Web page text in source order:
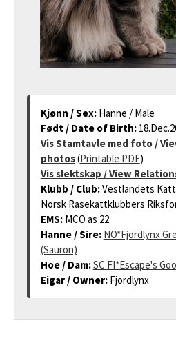
Kjønn / Sex: Hanne / Male
Født / Date of Birth:
Vis Stamtavle med foto /
photos(Printable PDF)
Vis slektskap / View
Klubb / Club:Vestlandets
Norsk Rasekattklubbers
EMS: MCO as 22
Hanne / Sire: NO*Fjordlynx
(Sauron)
Hoe / Dam:SC FI*Escape's
Eigar / Owner: Fjordlynx